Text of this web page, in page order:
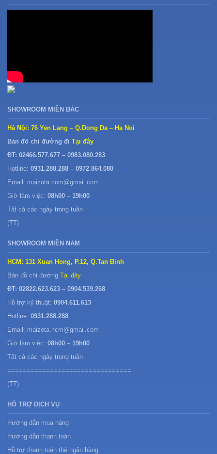
SHOWROOM MIỀN BẮC
Hà Nội: 76 Yen Lang – Q.Dong Da – Ha Noi
Bản đồ chỉ đường đi Tại đây
ĐT: 02466.577.677 – 0983.080.283
Hotline: 0931.288.288 – 0972.864.080
Email: maizota.com@gmail.com
Giờ làm việc: 08h00 – 19h00
Tất cả các ngày trong tuần
(TT)
SHOWROOM MIỀN NAM
HCM: 131 Xuan Hong, P.12, Q.Tan Binh
Bản đồ chỉ đường Tại đây
ĐT: 02822.623.623 – 0904.539.268
Hỗ trợ kỹ thuật: 0904.611.613
Hotline: 0931.288.288
Email: maizota.hcm@gmail.com
Giờ làm việc: 08h00 – 19h00
Tất cả các ngày trong tuần
================================
(TT)
HỖ TRỢ DỊCH VỤ
Hướng dẫn mua hàng
Hướng dẫn thanh toán
Hỗ trợ thanh toán thẻ ngân hàng